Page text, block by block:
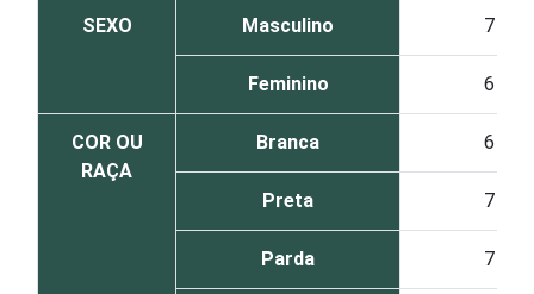
SEXO Masculino 7
Feminino 6
COR OU
RAÇA
Branca 6
Preta 7
Parda 7